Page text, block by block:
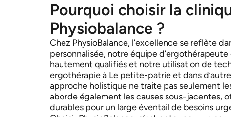
Pourquoi choisir la
Physiobalance ?
Chez PhysioBalance, l’excellence se reflète
personnalisée, notre équipe
hautement qualifiés et notre utilisation de
ergothérapie à Le petite-patrie et dans
approche holistique ne traite pas seulement
aborde également les causes sous-jacentes,
durables pour un large éventail de besoins